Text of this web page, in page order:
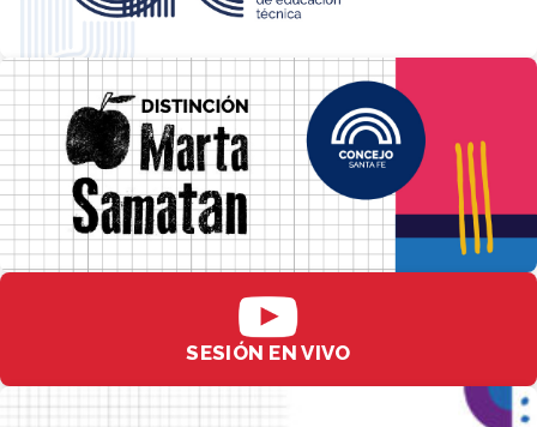
SESIÓN EN VIVO